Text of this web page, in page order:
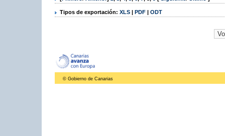
Tipos de exportación: XLS | PDF | ODT
© Gobierno de Canarias